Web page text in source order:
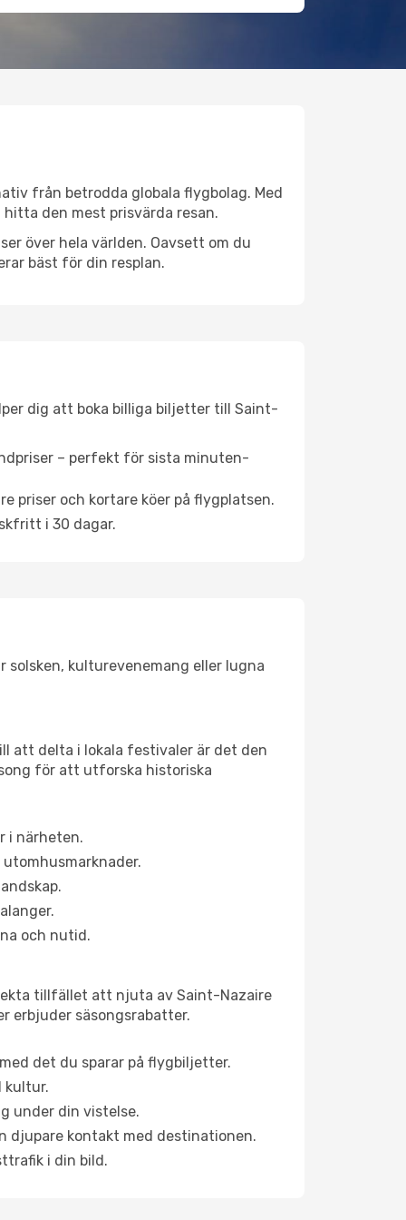
från betrodda globala flygbolag. Med
den mest prisvärda resan.
över hela världen. Oavsett om du
bäst för din resplan.
dig att boka billiga biljetter till Saint-
– perfekt för sista minuten-
priser och kortare köer på flygplatsen.
i 30 dagar.
kulturevenemang eller lugna
att delta i lokala festivaler är det den
för att utforska historiska
i närheten.
och nutid.
tillfället att njuta av Saint-Nazaire
erbjuder säsongsrabatter.
det du sparar på flygbiljetter.
kultur.
under din vistelse.
djupare kontakt med destinationen.
i din bild.